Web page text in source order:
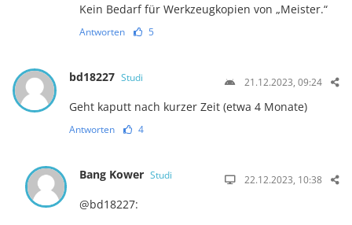
Kein Bedarf für Werkzeugkopien von „Meister.“
Antworten 5
bd18227 Studi 21.12.2023, 09:24
Geht kaputt nach kurzer Zeit (etwa 4 Monate)
Antworten 4
Bang Kower Studi 22.12.2023, 10:38
@bd18227: